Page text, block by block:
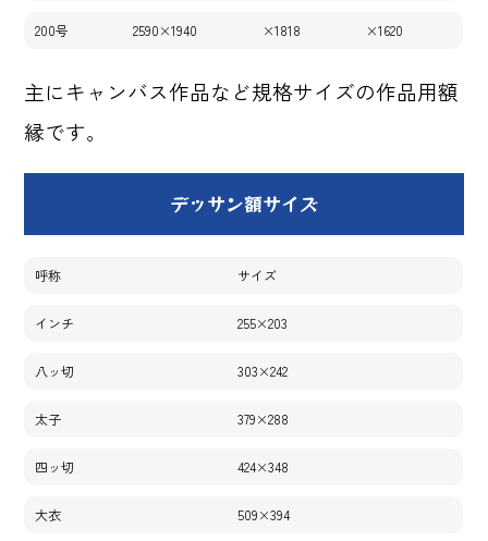
200号 2590×1940 ×1818 ×1620
主にキャンバス作品など規格サイズの作品用額
縁です。
デッサン額サイズ
呼称 サイズ
インチ 255×203
八ッ切 303×242
太子 379×288
四ッ切 424×348
大衣 509×394